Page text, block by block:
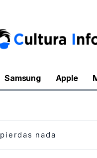
Samsung Apple
nada